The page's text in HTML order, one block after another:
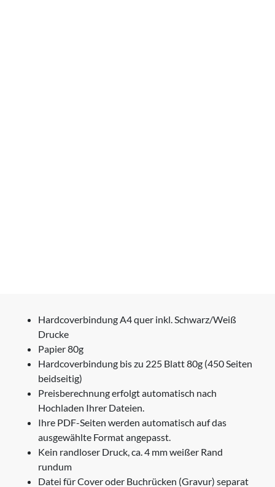
Hardcoverbindung A4 quer inkl. Schwarz/Weiß
Drucke
Papier 80g
Hardcoverbindung bis zu 225 Blatt 80g (450 Seiten
beidseitig)
Preisberechnung erfolgt automatisch nach
Hochladen Ihrer Dateien.
Ihre PDF-Seiten werden automatisch auf das
ausgewählte Format angepasst.
Kein randloser Druck, ca. 4 mm weißer Rand
rundum
Datei für Cover oder Buchrücken (Gravur) separat